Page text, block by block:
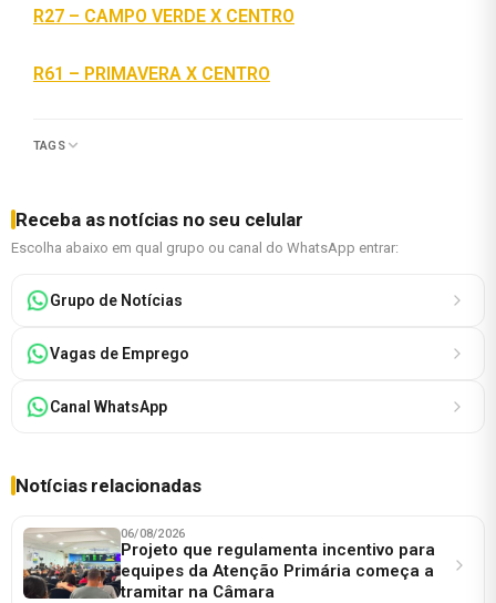
R27 – CAMPO VERDE X CENTRO
R61 – PRIMAVERA X CENTRO
TAGS
Receba as notícias no seu celular
Escolha abaixo em qual grupo ou canal do WhatsApp entrar:
Grupo de Notícias
Vagas de Emprego
Canal WhatsApp
Notícias relacionadas
06/08/2026
Projeto que regulamenta incentivo para
equipes da Atenção Primária começa a
tramitar na Câmara